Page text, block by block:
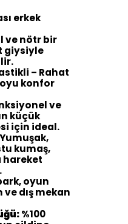
erkek
ve nötr bir
giysiyle
– Rahat
konfor
ve
küçük
için ideal.
kumaş,
hareket
oyun
dış mekan
%100